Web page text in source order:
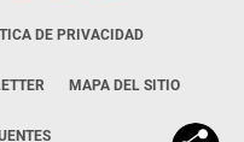
DE PRIVACIDAD
MAPA DEL SITIO